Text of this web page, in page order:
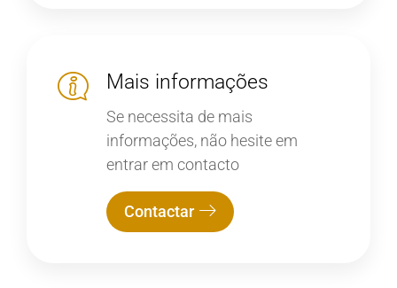
Mais informações
Se necessita de mais
informações, não hesite em
entrar em contacto
Contactar